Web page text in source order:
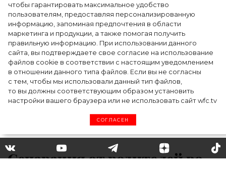
чтобы гарантировать максимальное удобство
пользователям, предоставляя персонализированную
информацию, запоминая предпочтения в области
маркетинга и продукции, а также помогая получить
правильную информацию. При использовании данного
сайта, вы подтверждаете свое согласие на использование
файлов cookie в соответствии с настоящим уведомлением
в отношении данного типа файлов. Если вы не согласны
с тем, чтобы мы использовали данный тип файлов,
то вы должны соответствующим образом установить
настройки вашего браузера или не использовать сайт wfc.tv
СОГЛАСЕН
Как простить людей, которые травили вас
в школе, и защитить своего ребенка от
буллинга – рассказывает психолог
Сепарация от родителей во